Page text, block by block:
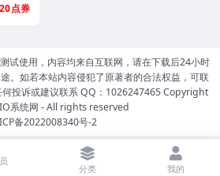
20
试使用，内容均来自互联网，请在下载后24小时
。如若本站内容侵犯了原著者的合法权益，可联
何投诉或建议联系 QQ：1026247465 Copyright
系统网 - All rights reserved
备2022008340号-2
分类 我的